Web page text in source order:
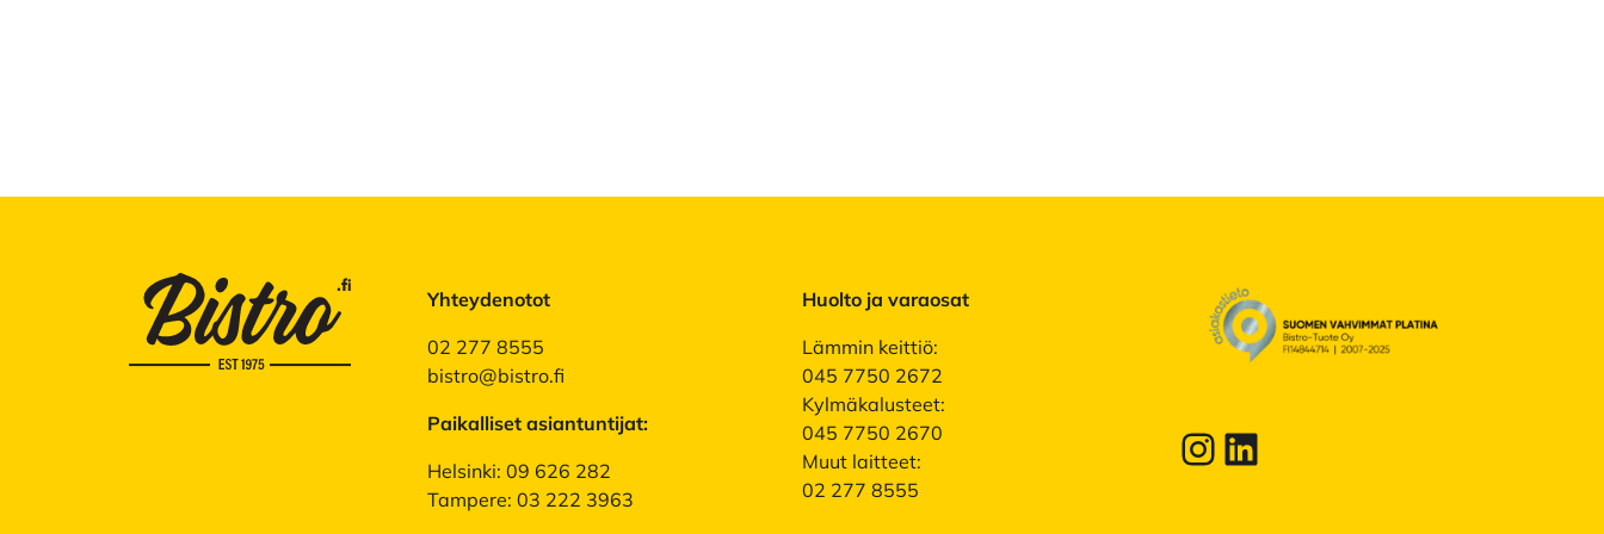
Yhteydenotot
02 277 8555
bistro@bistro.fi
Paikalliset asiantuntijat:
Helsinki: 09 626 282
Tampere: 03 222 3963
Huolto ja varaosat
Lämmin keittiö:
045 7750 2672
Kylmäkalusteet:
045 7750 2670
Muut laitteet:
02 277 8555
Instagram LinkedIn